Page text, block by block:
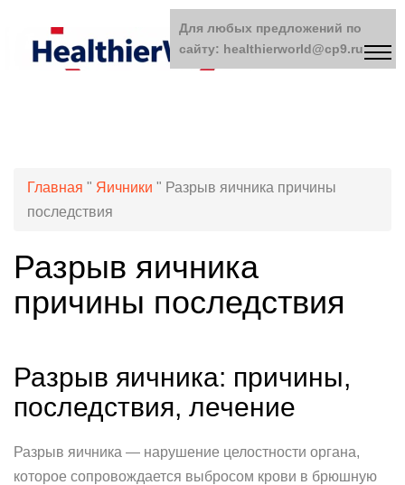
Главная " Яичники " Разрыв яичника причины
последствия
Разрыв яичника
причины последствия
Разрыв яичника: причины,
последствия, лечение
Разрыв яичника — нарушение целостности органа,
которое сопровождается выбросом крови в брюшную
Для любых предложений по
сайту: healthierworld@cp9.ru